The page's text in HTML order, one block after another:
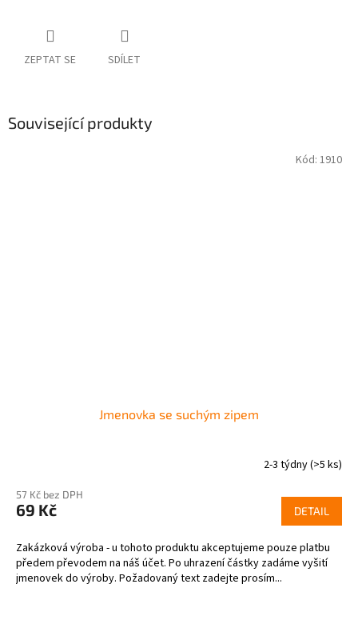
ZEPTAT SE SDÍLET
Související produkty
Jmenovka se suchým zipem
produktu
je
z
5
hvězdiček.
2-3 týdny(>5 ks)
57 Kč bez DPH
69 Kč DETAIL
Zakázková výroba - u tohoto produktu akceptujeme pouze platbu
předem převodem na náš účet. Po uhrazení částky zadáme vyšití
jmenovek do výroby. Požadovaný text zadejte prosím...
Kód: 1910